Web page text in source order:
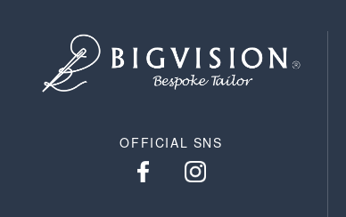
OFFICIAL SNS